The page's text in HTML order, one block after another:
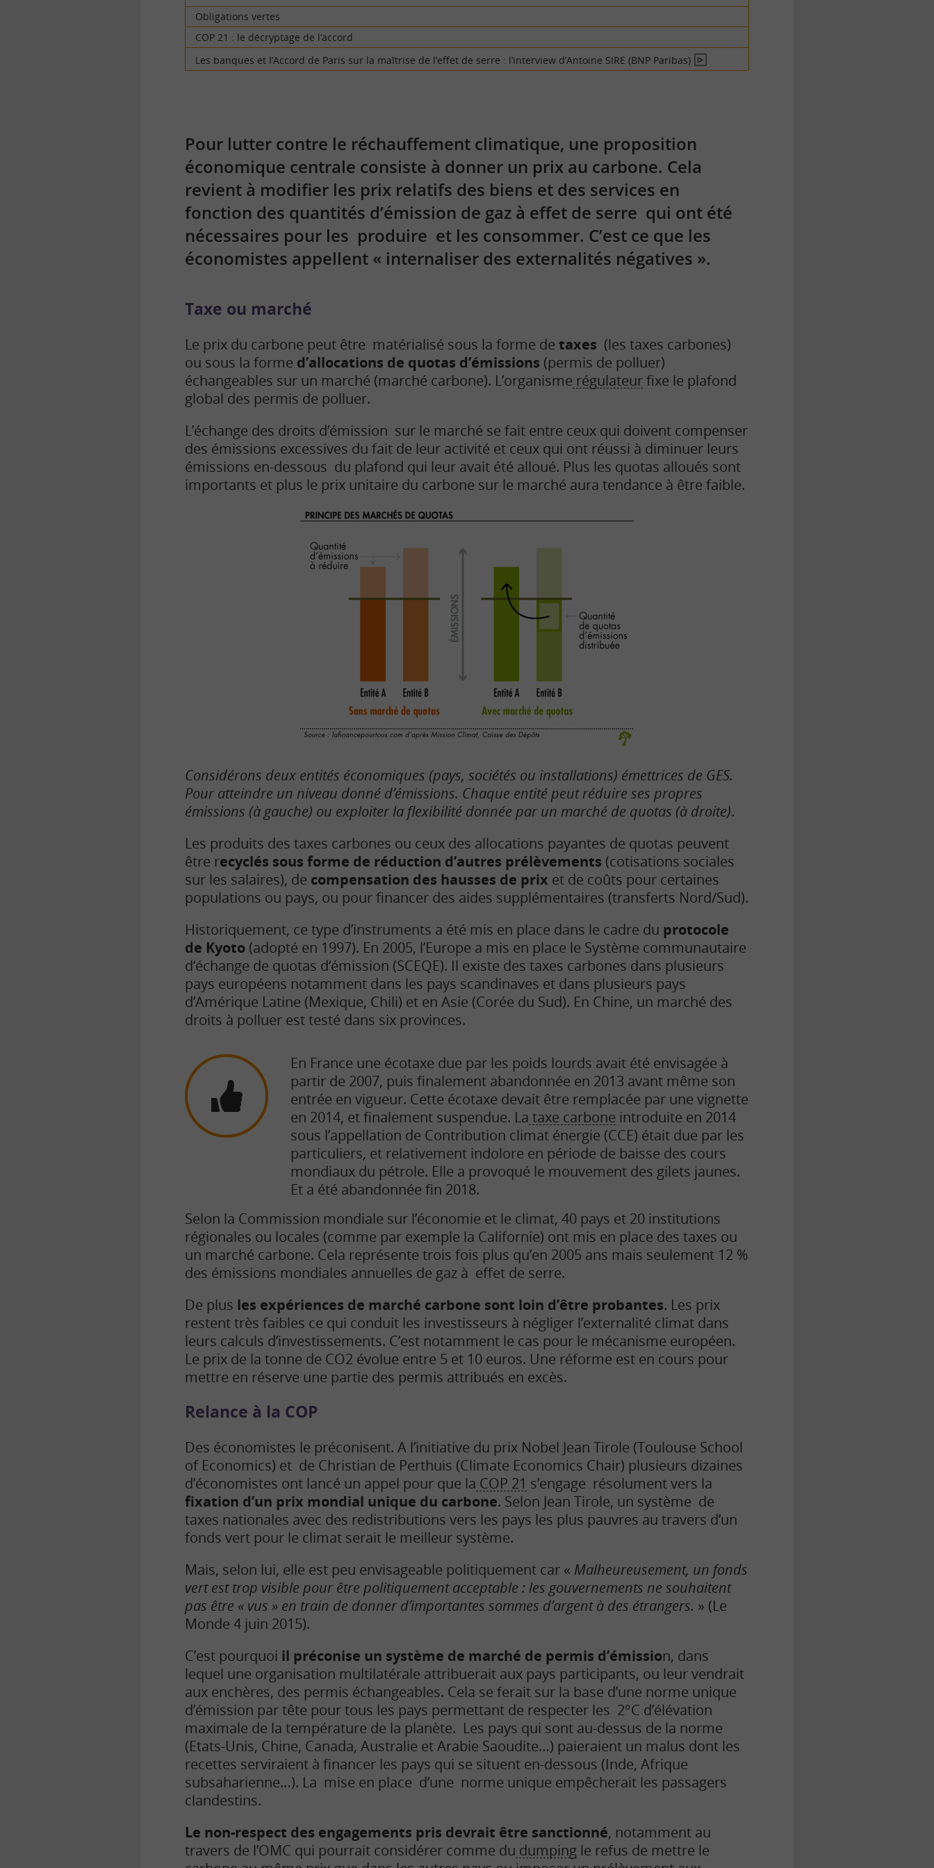
Obligations vertes
COP 21 : le décryptage de l’accord
Les banques et l’Accord de Paris sur la maîtrise de l’effet de serre : l’interview d’Antoine SIRE (BNP Paribas)En
Pour lutter contre le réchauffement climatique, une proposition
économique centrale consiste à donner un prix au carbone. Cela
revient à modifier les prix relatifs des biens et des services en
fonction des quantités d’émission de gaz à effet de serre qui ont été
nécessaires pour les produire et les consommer. C’est ce que les
économistes appellent « internaliser des externalités négatives ».
Taxe ou marché
Le prix du carbone peut être matérialisé sous la forme de taxes (les taxes carbones)
ou sous la forme d’allocations de quotas d’émissions (permis de polluer)
échangeables sur un marché (marché carbone). L’organisme régulateurfixe le plafond
global des permis de polluer.
L’échange des droits d’émission sur le marché se fait entre ceux qui doivent compenser
des émissions excessives du fait de leur activité et ceux qui ont réussi à diminuer leurs
émissions en-dessous du plafond qui leur avait été alloué. Plus les quotas alloués sont
importants et plus le prix unitaire du carbone sur le marché aura tendance à être faible.
Considérons deux entités économiques (pays, sociétés ou installations) émettrices de GES.
Pour atteindre un niveau donné d’émissions. Chaque entité peut réduire ses propres
émissions (à gauche) ou exploiter la flexibilité donnée par un marché de quotas (à droite).
Les produits des taxes carbones ou ceux des allocations payantes de quotas peuvent
être recyclés sous forme de réduction d’autres prélèvements (cotisations sociales
sur les salaires), de compensation des hausses de prix et de coûts pour certaines
populations ou pays, ou pour financer des aides supplémentaires (transferts Nord/Sud).
Historiquement, ce type d’instruments a été mis en place dans le cadre du protocole
de Kyoto (adopté en 1997). En 2005, l’Europe a mis en place le Système communautaire
d‘échange de quotas d‘émission (SCEQE). Il existe des taxes carbones dans plusieurs
pays européens notamment dans les pays scandinaves et dans plusieurs pays
d’Amérique Latine (Mexique, Chili) et en Asie (Corée du Sud). En Chine, un marché des
droits à polluer est testé dans six provinces.
En France une écotaxe due par les poids lourds avait été envisagée à
partir de 2007, puis finalement abandonnée en 2013 avant même son
entrée en vigueur. Cette écotaxe devait être remplacée par une vignette
en 2014, et finalement suspendue. La taxe carbone introduite en 2014
sous l’appellation de Contribution climat énergie (CCE) était due par les
particuliers, et relativement indolore en période de baisse des cours
mondiaux du pétrole. Elle a provoqué le mouvement des gilets jaunes.
Et a été abandonnée fin 2018.
Selon la Commission mondiale sur l’économie et le climat, 40 pays et 20 institutions
régionales ou locales (comme par exemple la Californie) ont mis en place des taxes ou
un marché carbone. Cela représente trois fois plus qu’en 2005 ans mais seulement 12 %
des émissions mondiales annuelles de gaz à effet de serre.
De plus les expériences de marché carbone sont loin d’être probantes. Les prix
restent très faibles ce qui conduit les investisseurs à négliger l’externalité climat dans
leurs calculs d’investissements. C’est notamment le cas pour le mécanisme européen.
Le prix de la tonne de CO2 évolue entre 5 et 10 euros. Une réforme est en cours pour
mettre en réserve une partie des permis attribués en excès.
Relance à la COP
Des économistes le préconisent. A l’initiative du prix Nobel Jean Tirole (Toulouse School
of Economics) et de Christian de Perthuis (Climate Economics Chair) plusieurs dizaines
d’économistes ont lancé un appel pour que la COP 21 s’engage résolument vers la
fixation d’un prix mondial unique du carbone. Selon Jean Tirole, un système de
taxes nationales avec des redistributions vers les pays les plus pauvres au travers d’un
fonds vert pour le climat serait le meilleur système.
Mais, selon lui, elle est peu envisageable politiquement car « Malheureusement, un fonds
vert est trop visible pour être politiquement acceptable : les gouvernements ne souhaitent
pas être « vus » en train de donner d’importantes sommes d’argent à des étrangers. » (Le
Monde 4 juin 2015).
C’est pourquoi il préconise un système de marché de permis d’émission, dans
lequel une organisation multilatérale attribuerait aux pays participants, ou leur vendrait
aux enchères, des permis échangeables. Cela se ferait sur la base d’une norme unique
d’émission par tête pour tous les pays permettant de respecter les 2°C d’élévation
maximale de la température de la planète. Les pays qui sont au-dessus de la norme
(Etats-Unis, Chine, Canada, Australie et Arabie Saoudite…) paieraient un malus dont les
recettes serviraient à financer les pays qui se situent en-dessous (Inde, Afrique
subsaharienne…). La mise en place d’une norme unique empêcherait les passagers
clandestins.
Le non-respect des engagements pris devrait être sanctionné, notamment au
travers de l’OMC qui pourrait considérer comme du dumping le refus de mettre le